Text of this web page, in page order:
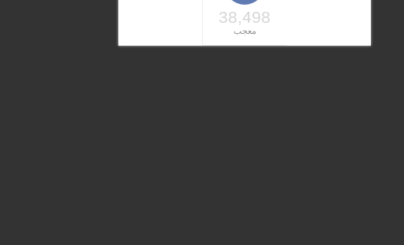
38,498
معجب